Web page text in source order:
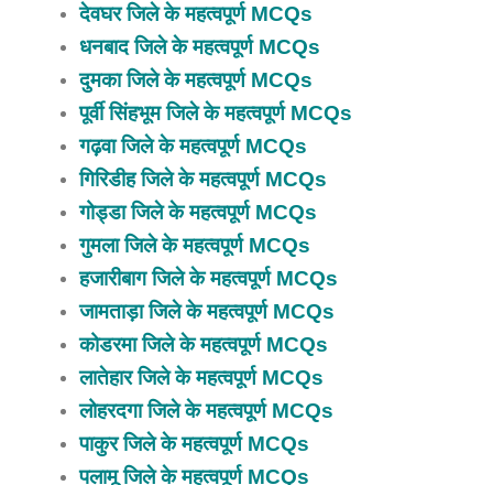
देवघर जिले के महत्वपूर्ण MCQs
धनबाद जिले के महत्वपूर्ण MCQs
दुमका जिले के महत्वपूर्ण MCQs
पूर्वी सिंहभूम जिले के महत्वपूर्ण MCQs
गढ़वा जिले के महत्वपूर्ण MCQs
गिरिडीह जिले के महत्वपूर्ण MCQs
गोड्डा जिले के महत्वपूर्ण MCQs
गुमला जिले के महत्वपूर्ण MCQs
हजारीबाग जिले के महत्वपूर्ण MCQs
जामताड़ा जिले के महत्वपूर्ण MCQs
कोडरमा जिले के महत्वपूर्ण MCQs
लातेहार जिले के महत्वपूर्ण MCQs
लोहरदगा जिले के महत्वपूर्ण MCQs
पाकुर जिले के महत्वपूर्ण MCQs
पलामू जिले के महत्वपूर्ण MCQs